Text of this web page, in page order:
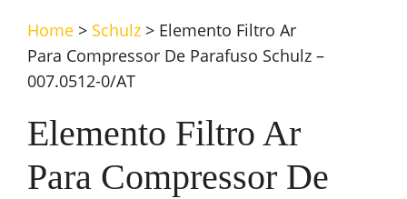
Home > Schulz > Elemento Filtro Ar
Para Compressor De Parafuso Schulz –
007.0512-0/AT
Elemento Filtro Ar
Para Compressor De